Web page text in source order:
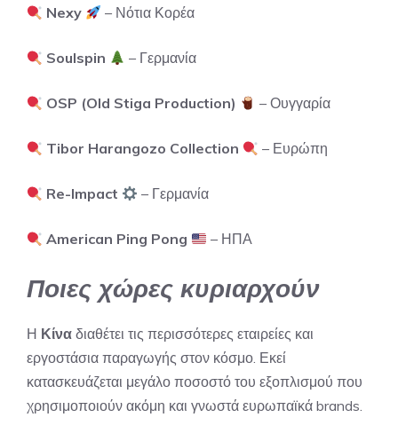
Nexy – Νότια Κορέα
Soulspin – Γερμανία
OSP (Old Stiga Production) – Ουγγαρία
Tibor Harangozo Collection – Ευρώπη
Re-Impact – Γερμανία
American Ping Pong – ΗΠΑ
Ποιες χώρες κυριαρχούν
Η Κίνα διαθέτει τις περισσότερες εταιρείες και
εργοστάσια παραγωγής στον κόσμο. Εκεί
κατασκευάζεται μεγάλο ποσοστό του εξοπλισμού που
χρησιμοποιούν ακόμη και γνωστά ευρωπαϊκά brands.